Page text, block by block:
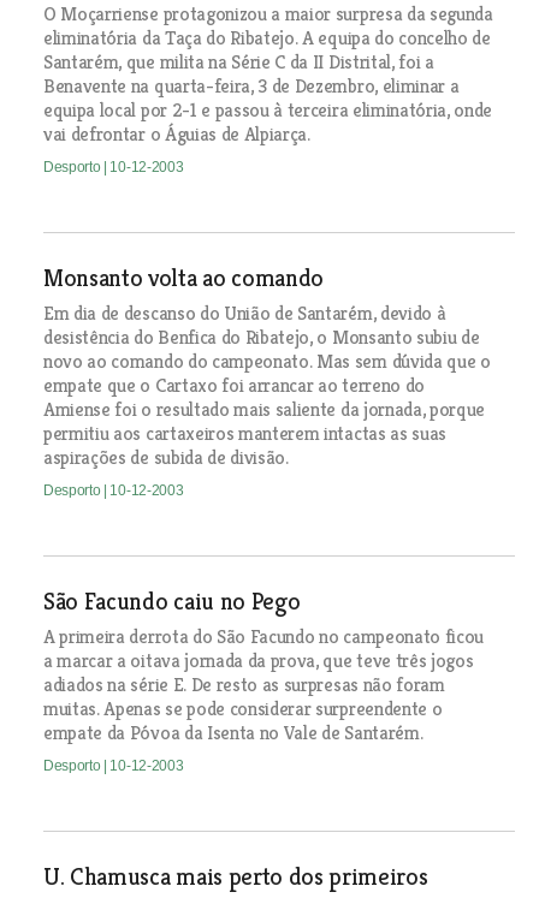
O Moçarriense protagonizou a maior surpresa da segunda
eliminatória da Taça do Ribatejo. A equipa do concelho de
Santarém, que milita na Série C da II Distrital, foi a
Benavente na quarta-feira, 3 de Dezembro, eliminar a
equipa local por 2-1 e passou à terceira eliminatória, onde
vai defrontar o Águias de Alpiarça.
Desporto | 10-12-2003
Monsanto volta ao comando
Em dia de descanso do União de Santarém, devido à
desistência do Benfica do Ribatejo, o Monsanto subiu de
novo ao comando do campeonato. Mas sem dúvida que o
empate que o Cartaxo foi arrancar ao terreno do
Amiense foi o resultado mais saliente da jornada, porque
permitiu aos cartaxeiros manterem intactas as suas
aspirações de subida de divisão.
Desporto | 10-12-2003
São Facundo caiu no Pego
A primeira derrota do São Facundo no campeonato ficou
a marcar a oitava jornada da prova, que teve três jogos
adiados na série E. De resto as surpresas não foram
muitas. Apenas se pode considerar surpreendente o
empate da Póvoa da Isenta no Vale de Santarém.
Desporto | 10-12-2003
U. Chamusca mais perto dos primeiros